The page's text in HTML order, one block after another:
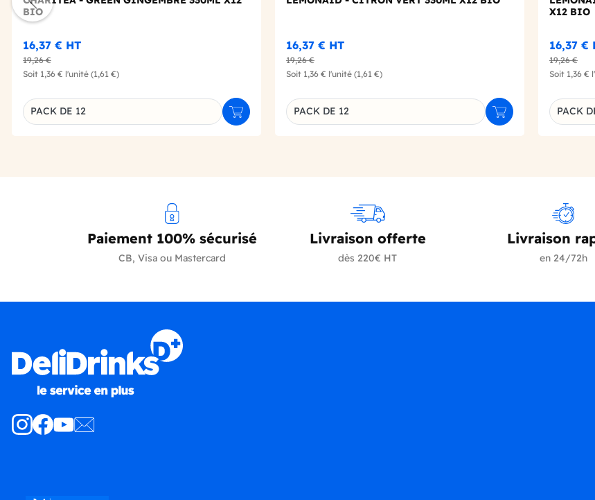
BIO
16,37 € HT
19,26 €
Soit 1,36 € l'unité (1,61 €)
Déclinaison du produit
PACK DE 12 Ajouter au panier
16,37 € HT
19,26 €
Soit 1,36 € l'unité (1,61 €)
Déclinaison du produit
PACK DE 12 Ajouter au panier
X12 BIO
16,37 €
19,26 €
Soit 1,36 €
PACK
Paiement 100% sécurisé
CB, Visa ou Mastercard
Livraison offerte
dès 220€ HT
Livraison
en 24/72h